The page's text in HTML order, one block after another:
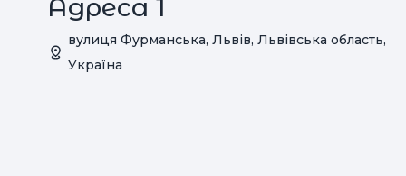
Адреса 1
вулиця Фурманська, Львів, Львівська область,
Україна